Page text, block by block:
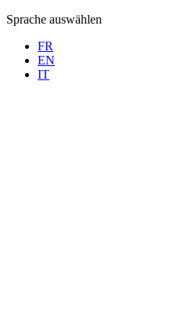
Sprache auswählen
FR
EN
IT